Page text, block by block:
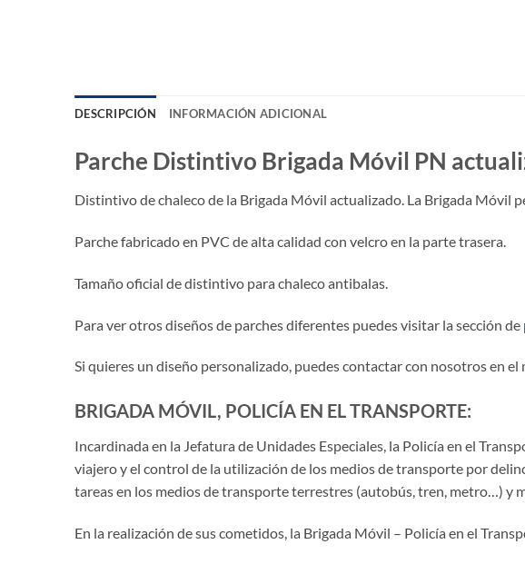
DESCRIPCIÓN INFORMACIÓN ADICIONAL
Parche Distintivo Brigada Móvil PN
Distintivo de chaleco de la Brigada Móvil actualizado. La Brigada Móvil
Parche fabricado en PVC de alta calidad con velcro en la parte trasera.
Tamaño oficial de distintivo para chaleco antibalas.
Para ver otros diseños de parches diferentes puedes visitar la sección de
Si quieres un diseño personalizado, puedes contactar con nosotros en
BRIGADA MÓVIL, POLICÍA EN EL TRANSPORTE:
Incardinada en la Jefatura de Unidades Especiales, la Policía en el
viajero y el control de la utilización de los medios de transporte por
tareas en los medios de transporte terrestres (autobús, tren, metro…) y
En la realización de sus cometidos, la Brigada Móvil – Policía en el